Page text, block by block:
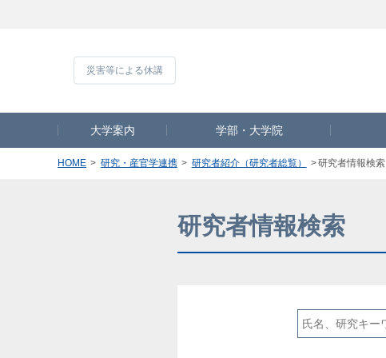
大学案内 学部・大学院
HOME 研究・産官学連携 研究者紹介（研究者総覧） 研究者情報検索
研究者情報検索